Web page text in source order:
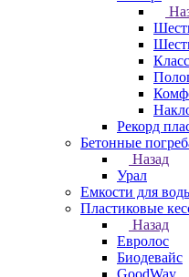
Рекорд
Бетонные
Назад
Урал
Емкости для
Пластиковые
Назад
Евролос
Биодевайс
GoodWay